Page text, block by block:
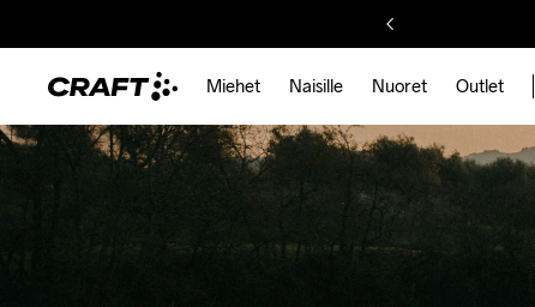
Miehet Naisille Nuoret Outlet